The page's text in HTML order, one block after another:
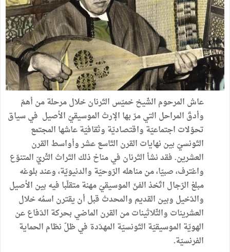
عاش المرحوم الشّيخ خميّس التّرنان خلال مرحلة من أهمّ
وأدقّ المراحل التي مرّ بها الإرث الموسيقيّ الأصيل في سياق
تحوّلات اجتماعيّة واقتصاديّة وثقافيّة عاشها المجتمع
التّونسيّ بين نهايات القرن التّاسع عشر وأواسط القرن
العشرين. فقد نشأ التّرنان في مناخ ذلك التّراث الثّريّ المتنوّع
واغترف، صبيّا، من مناهله الرّوحيّة والدنيويّة، وعند بلوغه
مبلغ الرّجال اتّخذ الفنّ الموسيقيّ مهنة متقلّبا فيه بين الأصيل
والدّخيل وبين القديم والمحدث قبل أن يقترن اسمُه خلال
العشرينات والثّلاثينات من القرن الماضي بحركة الدّفاع عن
الهويّة الموسيقيّة التّونسيّة المهدّدة في ظلّ نظام الحماية
الفرنسيّة.